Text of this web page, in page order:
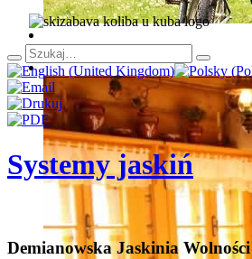
Systemy jaskiń
Demianowska Jaskinia Wolności